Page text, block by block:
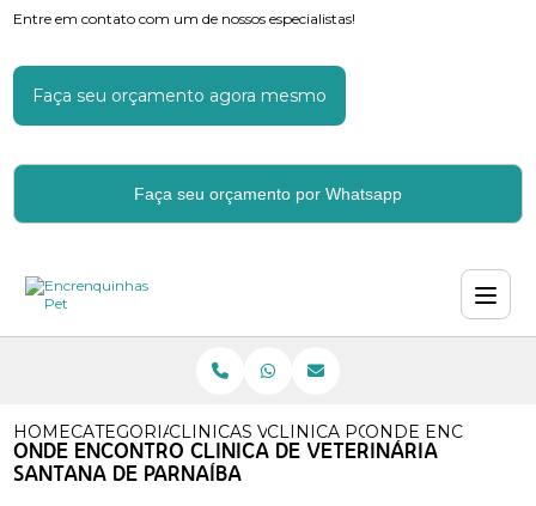
Entre em contato com um de nossos especialistas!
Faça seu orçamento agora mesmo
Faça seu orçamento por Whatsapp
HOMECATEGORIASCLINICAS VETERINARIAS
CLINICA POPULAR
ONDE
ONDE ENCONTRO CLINICA DE VETERINÁRIA
SANTANA DE PARNAÍBA